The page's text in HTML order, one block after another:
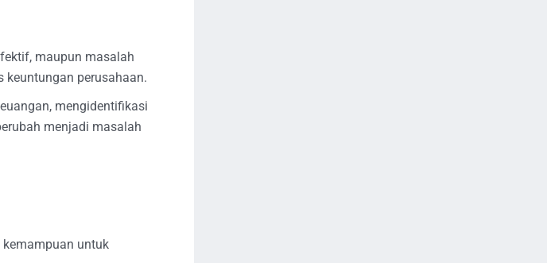
maupun masalah
keuntungan perusahaan.
mengidentifikasi
menjadi masalah
untuk